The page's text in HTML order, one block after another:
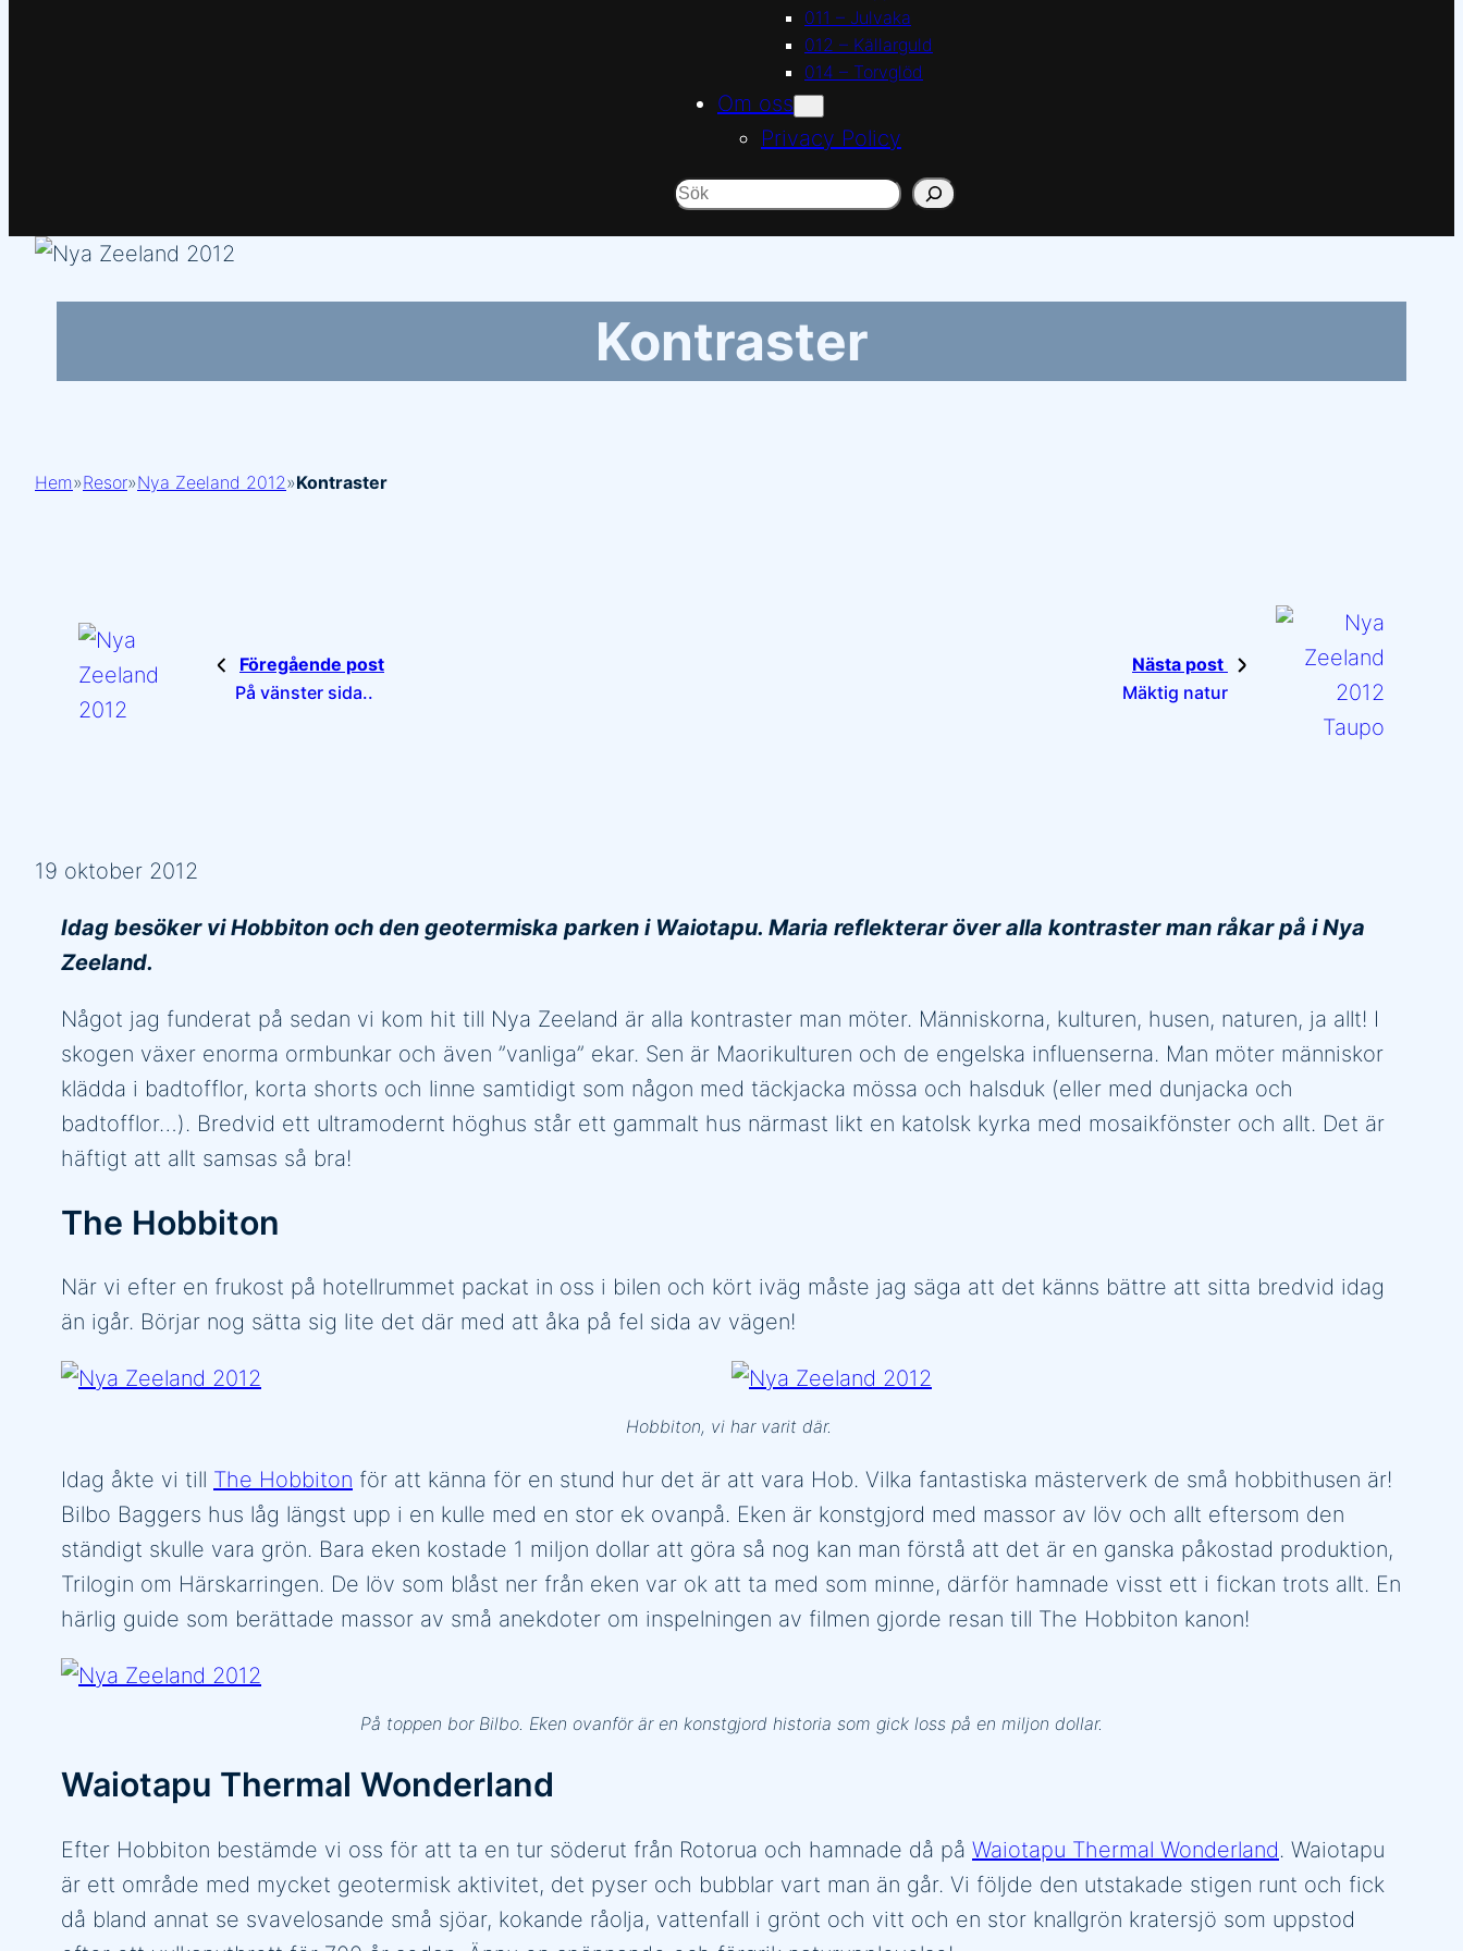
011 – Julvaka
012 – Källarguld
014 – Torvglöd
Om oss
Privacy Policy
Sök
Kontraster
Hem»Resor»Nya Zeeland 2012»Kontraster
Föregående post
På vänster sida..
Nästa post
Mäktig natur
19 oktober 2012
Idag besöker vi Hobbiton och den geotermiska parken i Waiotapu. Maria reflekterar över alla kontraster man råkar på i Nya
Zeeland.
Något jag funderat på sedan vi kom hit till Nya Zeeland är alla kontraster man möter. Människorna, kulturen, husen, naturen, ja allt! I
skogen växer enorma ormbunkar och även ”vanliga” ekar. Sen är Maorikulturen och de engelska influenserna. Man möter människor
klädda i badtofflor, korta shorts och linne samtidigt som någon med täckjacka mössa och halsduk (eller med dunjacka och
badtofflor…). Bredvid ett ultramodernt höghus står ett gammalt hus närmast likt en katolsk kyrka med mosaikfönster och allt. Det är
häftigt att allt samsas så bra!
The Hobbiton
När vi efter en frukost på hotellrummet packat in oss i bilen och kört iväg måste jag säga att det känns bättre att sitta bredvid idag
än igår. Börjar nog sätta sig lite det där med att åka på fel sida av vägen!
Hobbiton, vi har varit där.
Idag åkte vi till The Hobbiton för att känna för en stund hur det är att vara Hob. Vilka fantastiska mästerverk de små hobbithusen är!
Bilbo Baggers hus låg längst upp i en kulle med en stor ek ovanpå. Eken är konstgjord med massor av löv och allt eftersom den
ständigt skulle vara grön. Bara eken kostade 1 miljon dollar att göra så nog kan man förstå att det är en ganska påkostad produktion,
Trilogin om Härskarringen. De löv som blåst ner från eken var ok att ta med som minne, därför hamnade visst ett i fickan trots allt. En
härlig guide som berättade massor av små anekdoter om inspelningen av filmen gjorde resan till The Hobbiton kanon!
På toppen bor Bilbo. Eken ovanför är en konstgjord historia som gick loss på en miljon dollar.
Waiotapu Thermal Wonderland
Efter Hobbiton bestämde vi oss för att ta en tur söderut från Rotorua och hamnade då på Waiotapu Thermal Wonderland. Waiotapu
är ett område med mycket geotermisk aktivitet, det pyser och bubblar vart man än går. Vi följde den utstakade stigen runt och fick
då bland annat se svavelosande små sjöar, kokande råolja, vattenfall i grönt och vitt och en stor knallgrön kratersjö som uppstod